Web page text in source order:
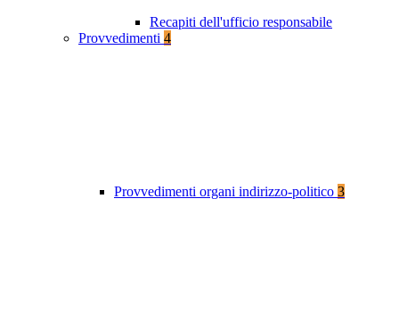
Recapiti dell'ufficio responsabile
Provvedimenti 4
Provvedimenti organi indirizzo-politico 3